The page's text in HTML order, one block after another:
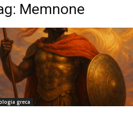
Memnone
greca